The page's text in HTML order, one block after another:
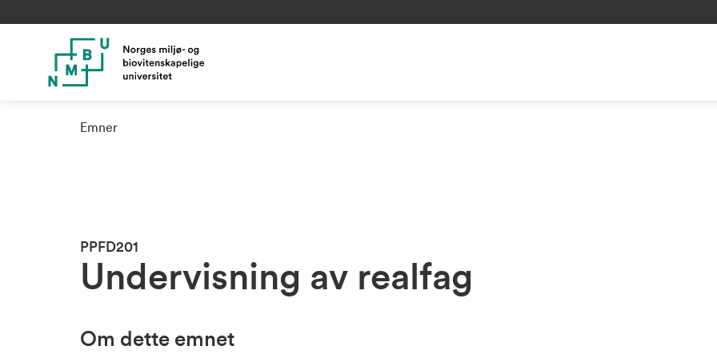
Emner
PPFD201
Undervisning av realfag
Om dette emnet